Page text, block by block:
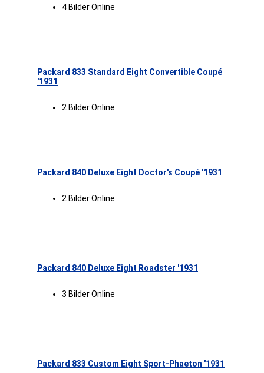
4 Bilder Online
Packard 833 Standard Eight Convertible Coupé
'1931
2 Bilder Online
Packard 840 Deluxe Eight Doctor's Coupé '1931
2 Bilder Online
Packard 840 Deluxe Eight Roadster '1931
3 Bilder Online
Packard 833 Custom Eight Sport-Phaeton '1931